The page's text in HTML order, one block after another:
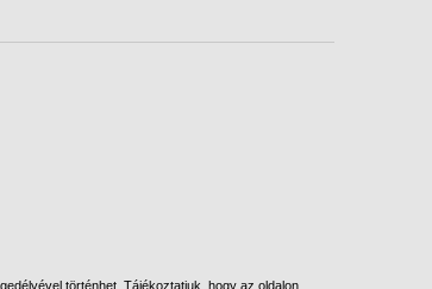
történhet. Tájékoztatjuk, hogy az oldalon